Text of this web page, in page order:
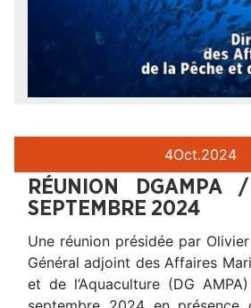
4Oct.2024
RÉUNION
SEPTEMBRE 2024
Une réunion présidée par
Général adjoint des Affaires
et de l’Aquaculture (DG